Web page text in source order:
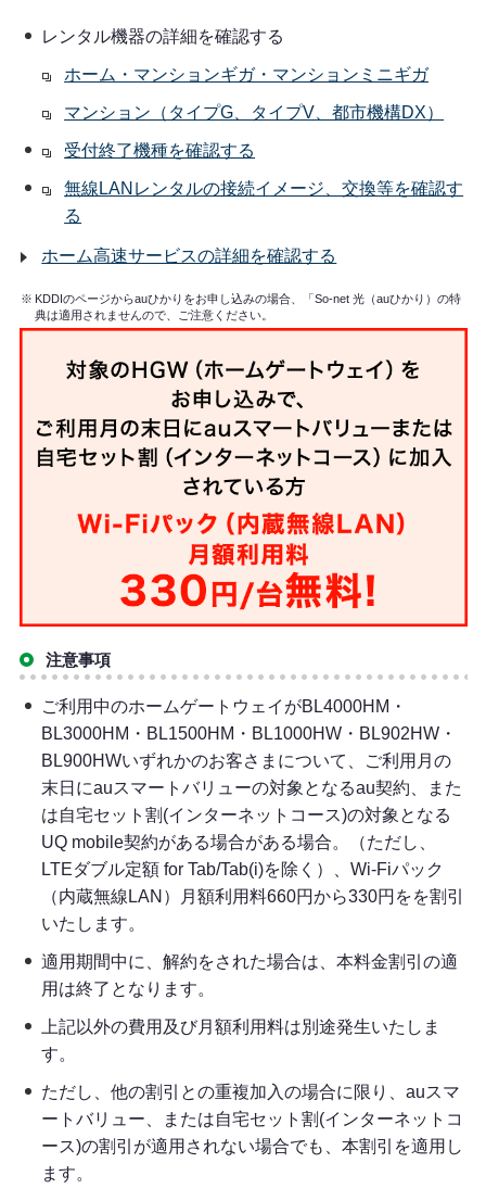
レンタル機器の詳細を確認する
ホーム・マンションギガ・マンションミニギガ
マンション（タイプG、タイプV、都市機構DX）
受付終了機種を確認する
無線LANレンタルの接続イメージ、交換等を確認す
る
ホーム高速サービスの詳細を確認する
※ KDDIのページからauひかりをお申し込みの場合、「So-net 光（auひかり）の特
典は適用されませんので、ご注意ください。
注意事項
ご利用中のホームゲートウェイがBL4000HM・
BL3000HM・BL1500HM・BL1000HW・BL902HW・
BL900HWいずれかのお客さまについて、ご利用月の
末日にauスマートバリューの対象となるau契約、また
は自宅セット割(インターネットコース)の対象となる
UQ mobile契約がある場合がある場合。（ただし、
LTEダブル定額 for Tab/Tab(i)を除く）、Wi-Fiパック
（内蔵無線LAN）月額利用料660円から330円をを割引
いたします。
適用期間中に、解約をされた場合は、本料金割引の適
用は終了となります。
上記以外の費用及び月額利用料は別途発生いたしま
す。
ただし、他の割引との重複加入の場合に限り、auスマ
ートバリュー、または自宅セット割(インターネットコ
ース)の割引が適用されない場合でも、本割引を適用し
ます。